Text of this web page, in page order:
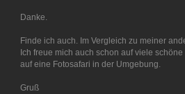
Danke.
Finde ich auch. Im Vergleich zu meiner
Ich freue mich auch schon auf viele
auf eine Fotosafari in der Umgebung.
Gruß